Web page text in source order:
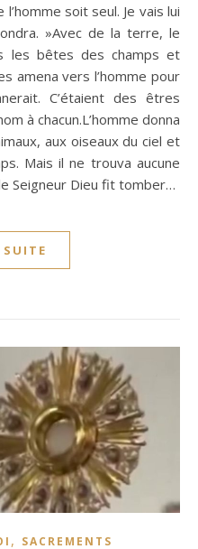
soit seul. Je vais lui
»Avec de la terre, le
les bêtes des champs et
amena vers l’homme pour
C’étaient des êtres
à chacun.L’homme donna
aux oiseaux du ciel et
Mais il ne trouva aucune
Seigneur Dieu fit tomber…
SUITE
, SACREMENTS